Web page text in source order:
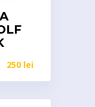
250 lei